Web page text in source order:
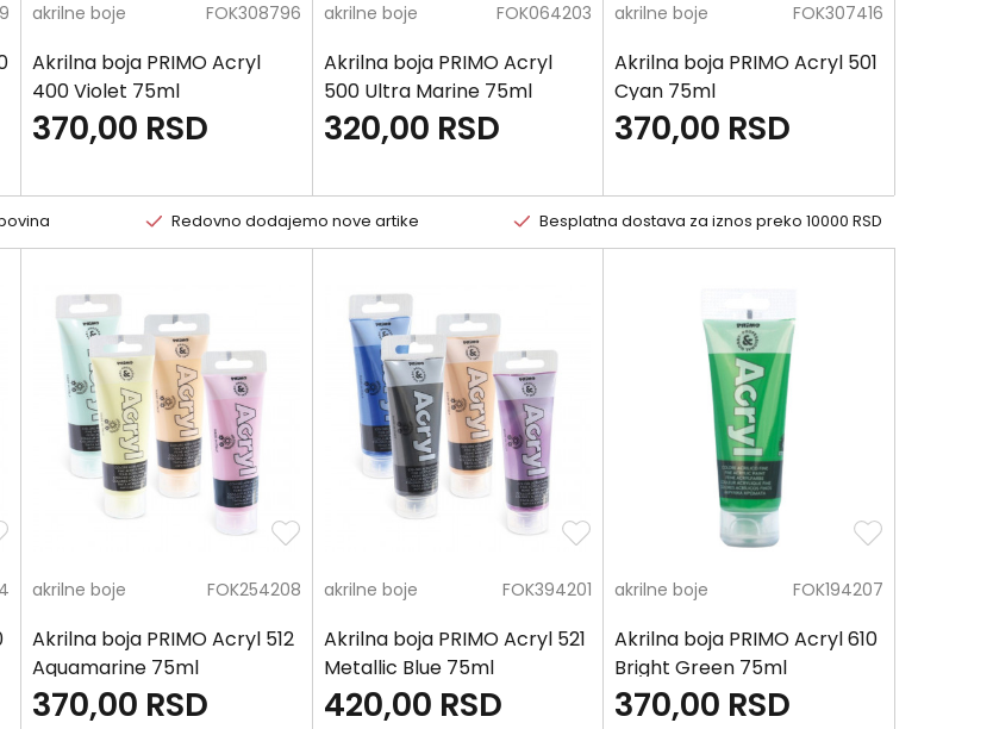
akrilne boje FOK308796
Akrilna boja PRIMO Acryl
400 Violet 75ml
370,00 RSD
akrilne boje FOK064203
Akrilna boja PRIMO Acryl
500 Ultra Marine 75ml
320,00 RSD
akrilne boje FOK307416
Akrilna boja PRIMO Acryl 501
Cyan 75ml
370,00 RSD
Redovno dodajemo nove artike Besplatna dostava za iznos preko 10000 RSD
akrilne boje FOK254208
Akrilna boja PRIMO Acryl 512
Aquamarine 75ml
370,00 RSD
akrilne boje FOK394201
Akrilna boja PRIMO Acryl 521
Metallic Blue 75ml
420,00 RSD
akrilne boje FOK194207
Akrilna boja PRIMO Acryl 610
Bright Green 75ml
370,00 RSD